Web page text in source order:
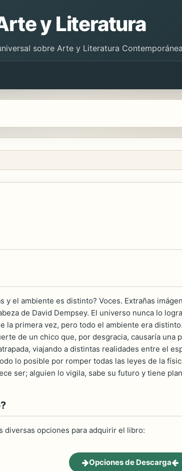
y Literatura
sobre Arte y Literatura
y el ambiente es distinto? Voces. Extrañas
de David Dempsey. El universo nunca lo
la primera vez, pero todo el ambiente era
de un chico que, por desgracia, causaría una
viajando a distintas realidades entre el
lo posible por romper todas las leyes de la
ser; alguien lo vigila, sabe su futuro y tiene
diversas opciones para adquirir el libro:
Opciones de Descarga